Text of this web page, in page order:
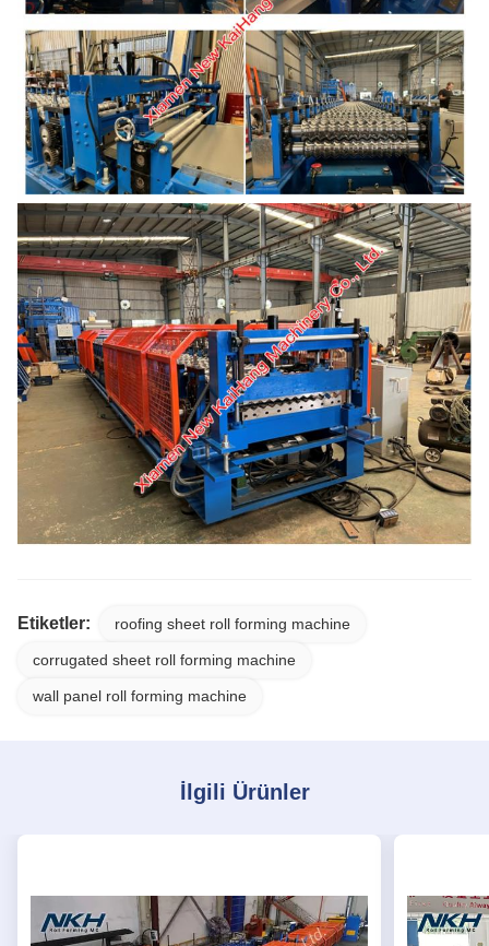
Etiketler: roofing sheet roll forming machine
corrugated sheet roll forming machine
wall panel roll forming machine
İlgili Ürünler